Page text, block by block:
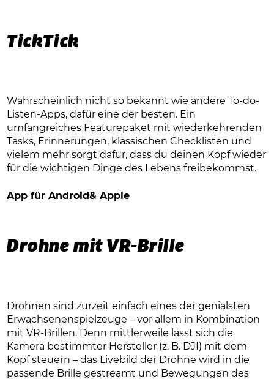
TickTick
Wahrscheinlich nicht so bekannt wie andere To-do-
Listen-Apps, dafür eine der besten. Ein
umfangreiches Featurepaket mit wiederkehrenden
Tasks, Erinnerungen, klassischen Checklisten und
vielem mehr sorgt dafür, dass du deinen Kopf wieder
für die wichtigen Dinge des Lebens freibekommst.
App für Android& Apple
Drohne mit VR-Brille
Drohnen sind zurzeit einfach eines der genialsten
Erwachsenenspielzeuge – vor allem in Kombination
mit VR-Brillen. Denn mittlerweile lässt sich die
Kamera bestimmter Hersteller (z. B. DJI) mit dem
Kopf steuern – das Livebild der Drohne wird in die
passende Brille gestreamt und Bewegungen des